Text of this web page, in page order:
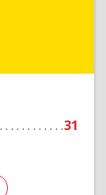
31
Подробнее